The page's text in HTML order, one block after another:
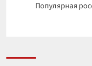
Популярная